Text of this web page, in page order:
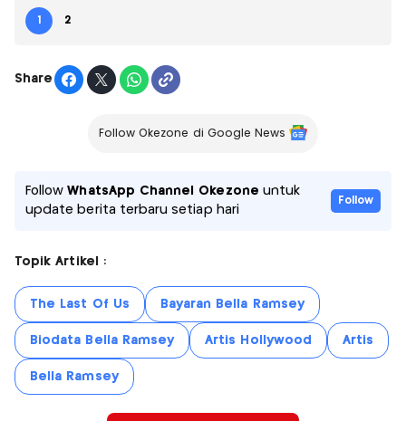
1 2
Share
Follow Okezone di Google News
FollowWhatsApp Channel Okezone untuk
update berita terbaru setiap hari
Follow
Topik Artikel :
The Last Of Us Bayaran Bella Ramsey
Biodata Bella Ramsey Artis Hollywood Artis
Bella Ramsey